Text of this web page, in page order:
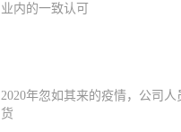
业内的一致认可
2020年忽如其来的疫情，公司
货